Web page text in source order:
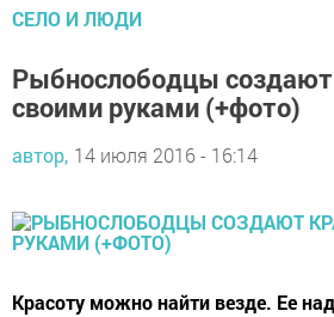
CЕЛО И ЛЮДИ
Рыбнослободцы создают
своими руками (+фото)
автор, 14 июля 2016 - 16:14
Красоту можно найти везде. Ее